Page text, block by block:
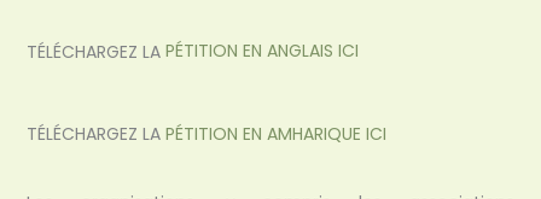
TÉLÉCHARGEZ LAPÉTITION EN ANGLAIS ICI
TÉLÉCHARGEZ LAPÉTITION EN AMHARIQUE ICI